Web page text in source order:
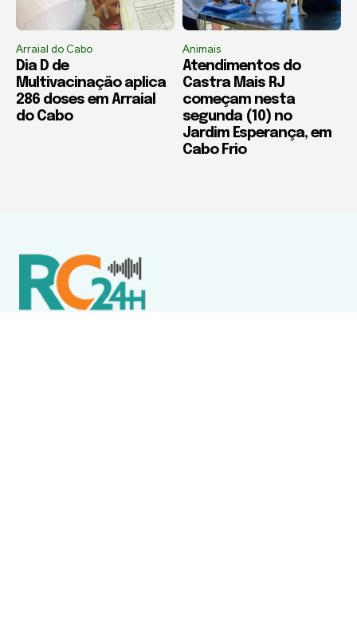
Arraial do Cabo
Dia D de
Multivacinação aplica
286 doses em Arraial
do Cabo
Animais
Atendimentos do
Castra Mais RJ
começam nesta
segunda (10) no
Jardim Esperança, em
Cabo Frio